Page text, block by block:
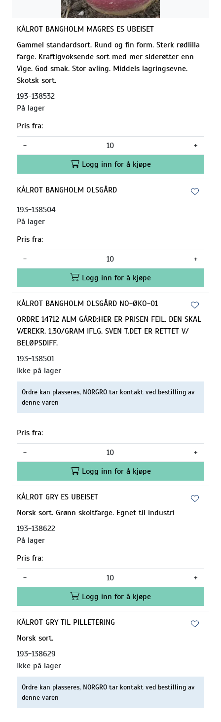
KÅLROT BANGHOLM MAGRES ES UBEISET
Gammel standardsort. Rund og fin form. Sterk rødlilla
farge. Kraftigvoksende sort med mer siderøtter enn
Vige. God smak. Stor avling. Middels lagringsevne.
Skotsk sort.
193-138532
På lager
Pris fra:
-
+
Logg inn for å kjøpe
KÅLROT BANGHOLM OLSGÅRD
193-138504
På lager
Pris fra:
-
+
Logg inn for å kjøpe
KÅLROT BANGHOLM OLSGÅRD NO-ØKO-01
ORDRE 14712 ALM GÅRD:HER ER PRISEN FEIL. DEN SKAL
VÆREKR. 1,30/GRAM IFLG. SVEN T.DET ER RETTET V/
BELØPSDIFF.
193-138501
Ikke på lager
Ordre kan plasseres, NORGRO tar kontakt ved bestilling av
denne varen
Pris fra:
-
+
Logg inn for å kjøpe
KÅLROT GRY ES UBEISET
Norsk sort. Grønn skoltfarge. Egnet til industri
193-138622
På lager
Pris fra:
-
+
Logg inn for å kjøpe
KÅLROT GRY TIL PILLETERING
Norsk sort.
193-138629
Ikke på lager
Ordre kan plasseres, NORGRO tar kontakt ved bestilling av
denne varen